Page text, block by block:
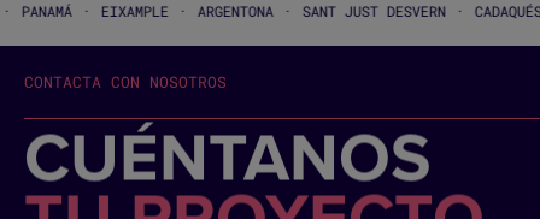
· ARGENTONA · SANT JUST DESVERN·CADAQUÉS· SANT
CONTACTA CON NOSOTROS
CUÉNTANOS